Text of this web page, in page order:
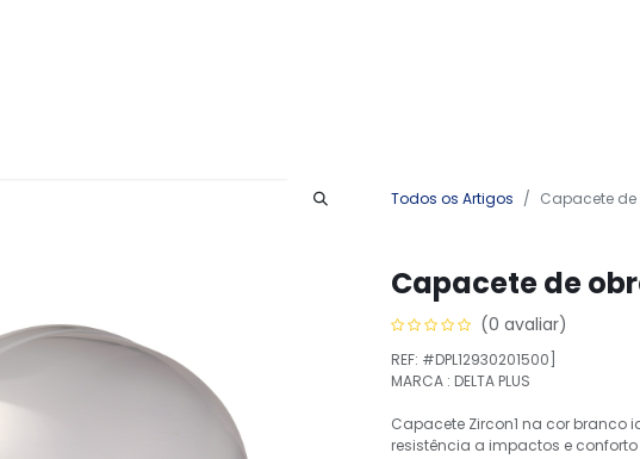
Todos os Artigos Capacete de
Capacete de
(0 avaliar)
REF: #DPL12930201500]
MARCA : DELTA PLUS
Capacete Zircon1 na cor branco
resistência a impactos e